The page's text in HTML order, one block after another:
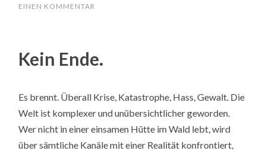
EINEN KOMMENTAR
Kein Ende.
Es brennt. Überall Krise, Katastrophe, Hass, Gewalt. Die
Welt ist komplexer und unübersichtlicher geworden.
Wer nicht in einer einsamen Hütte im Wald lebt, wird
über sämtliche Kanäle mit einer Realität konfrontiert,